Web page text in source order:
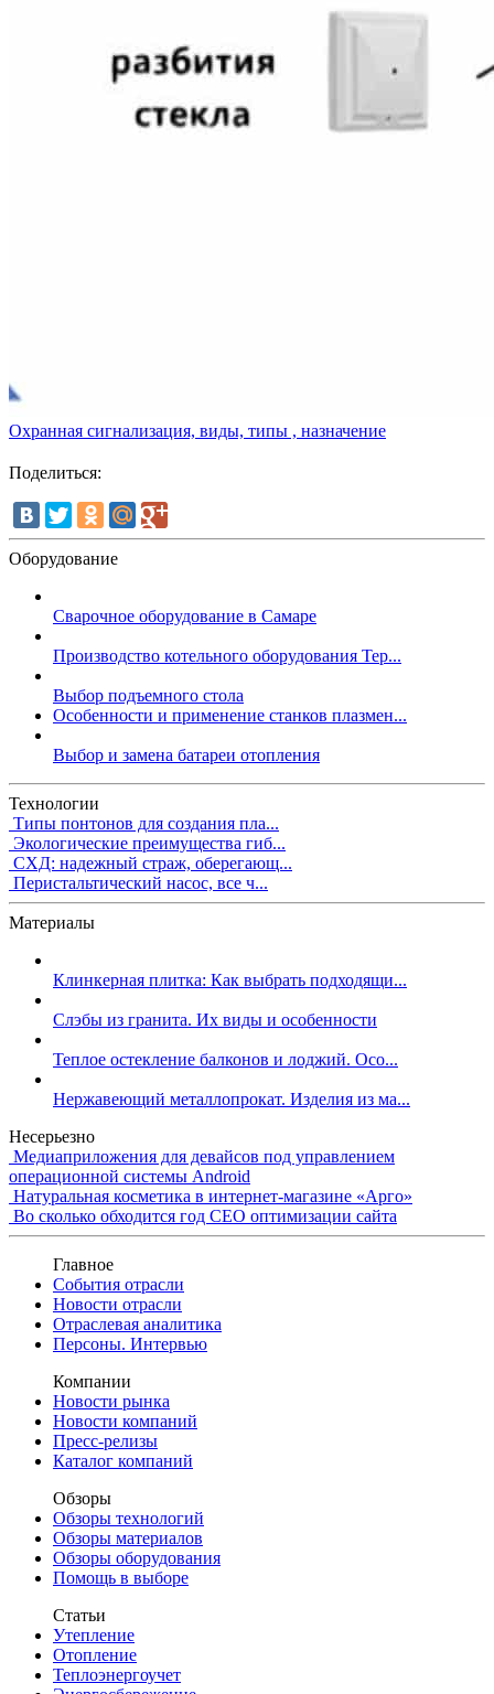
Охранная сигнализация, виды, типы , назначение
Поделиться:
Оборудование
Сварочное оборудование в Самаре
Производство котельного оборудования Тер...
Выбор подъемного стола
Особенности и применение станков плазмен...
Выбор и замена батареи отопления
Технологии
Типы понтонов для создания пла...
Экологические преимущества гиб...
СХД: надежный страж, оберегающ...
Перистальтический насос, все ч...
Материалы
Клинкерная плитка: Как выбрать подходящи...
Слэбы из гранита. Их виды и особенности
Теплое остекление балконов и лоджий. Осо...
Нержавеющий металлопрокат. Изделия из ма...
Несерьезно
Медиаприложения для девайсов под управлением
операционной системы Android
Натуральная косметика в интернет-магазине «Арго»
Во сколько обходится год СЕО оптимизации сайта
Главное
События отрасли
Новости отрасли
Отраслевая аналитика
Персоны. Интервью
Компании
Новости рынка
Новости компаний
Пресс-релизы
Каталог компаний
Обзоры
Обзоры технологий
Обзоры материалов
Обзоры оборудования
Помощь в выборе
Статьи
Утепление
Отопление
Теплоэнергоучет